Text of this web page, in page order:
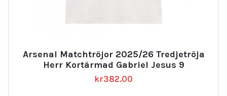
Arsenal Matchtröjor 2025/26 Tredjetröja
Herr Kortärmad Gabriel Jesus 9
kr382.00